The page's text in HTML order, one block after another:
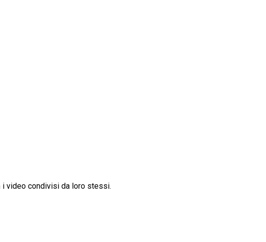
i video condivisi da loro stessi.